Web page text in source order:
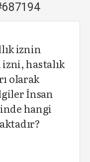
iznin
hastalık
olarak
İnsan
hangi